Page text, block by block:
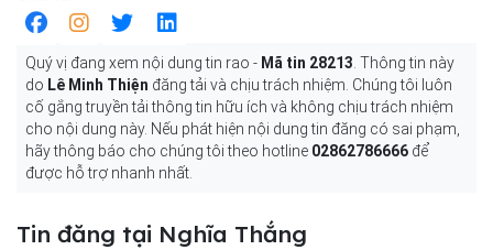
Quý vị đang xem nội dung tin rao - Mã tin 28213 . Thông tin này
do Lê Minh Thiện đăng tải và chịu trách nhiệm. Chúng tôi luôn
cố gắng truyền tải thông tin hữu ích và không chịu trách nhiệm
cho nội dung này. Nếu phát hiện nội dung tin đăng có sai phạm,
hãy thông báo cho chúng tôi theo hotline 02862786666 để
được hỗ trợ nhanh nhất.
Tin đăng tại Nghĩa Thắng